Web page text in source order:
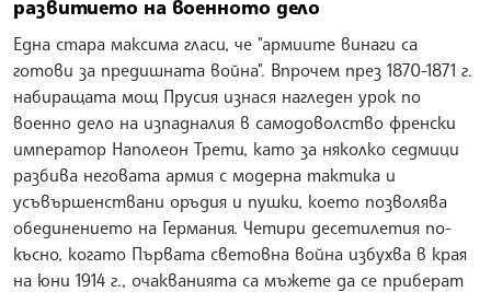
развитието на военното дело
Една стара максима гласи, че "армиите винаги са
готови за предишната война". Впрочем през 1870-1871 г.
набиращата мощ Прусия изнася нагледен урок по
военно дело на изпадналия в самодоволство френски
император Наполеон Трети, като за няколко седмици
разбива неговата армия с модерна тактика и
усъвършенствани оръдия и пушки, което позволява
обединението на Германия. Четири десетилетия по-
късно, когато Първата световна война избухва в края
на юни 1914 г., очакванията са мъжете да се приберат